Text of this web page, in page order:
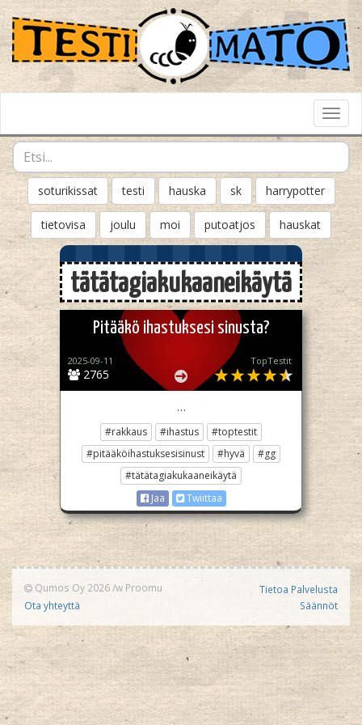
soturikissat testi hauska sk harrypotter
tietovisa joulu moi putoatjos hauskat
tätätagiakukaaneikäytä
Pitääkö ihastuksesi sinusta?
2765
2025-09-11 TopTestit
…
#rakkaus #ihastus
#toptestit
#pitääköihastuksesisinust
#hyvä
#gg
#tätätagiakukaaneikäytä
Jaa
Twiittaa
Qumos Oy 2026/w Proomu
Ota yhteyttä
Tietoa Palvelusta
Säännöt